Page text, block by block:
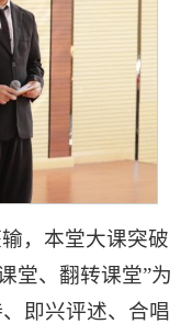
，本堂大课突破
堂、翻转课堂”为
即兴评述、合唱